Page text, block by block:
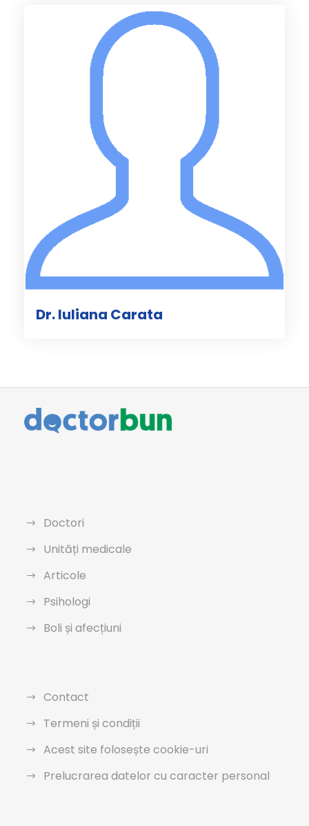
Dr. Iuliana Carata
Doctori
Unități medicale
Articole
Psihologi
Boli și afecțiuni
Contact
Termeni și condiții
Acest site folosește cookie-uri
Prelucrarea datelor cu caracter personal